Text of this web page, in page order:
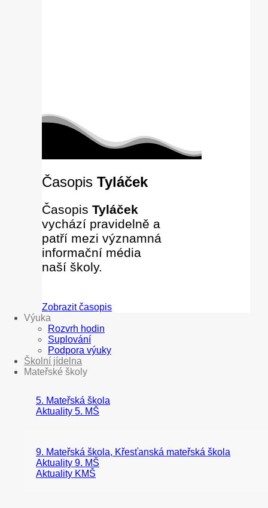
Časopis Tyláček
Časopis Tyláček
vychází pravidelně a
patří mezi významná
informační média
naší školy.
Zobrazit časopis
Výuka
Rozvrh hodin
Suplování
Podpora výuky
Školní jídelna
Mateřské školy
5. Mateřská škola
Aktuality 5. MŠ
9. Mateřská škola, Křesťanská mateřská škola
Aktuality 9. MŠ
Aktuality KMŠ